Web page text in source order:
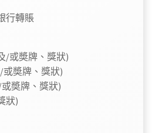
行轉賬
/或奬牌、 獎狀)
或奬牌、 獎狀)
奬牌、 獎狀)
狀)